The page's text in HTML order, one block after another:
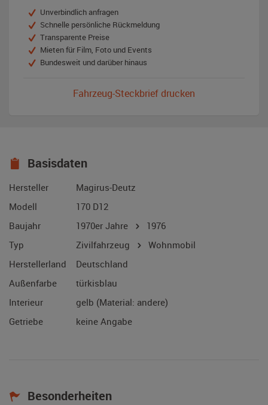
Unverbindlich anfragen
Schnelle persönliche Rückmeldung
Transparente Preise
Mieten für Film, Foto und Events
Bundesweit und darüber hinaus
Fahrzeug-Steckbrief drucken
Basisdaten
Hersteller
Magirus-Deutz
Modell
170 D12
Baujahr
1970er Jahre
1976
Typ
Zivilfahrzeug
Wohnmobil
Herstellerland
Deutschland
Außenfarbe
türkisblau
Interieur
gelb (Material: andere)
Getriebe
keine Angabe
Besonderheiten